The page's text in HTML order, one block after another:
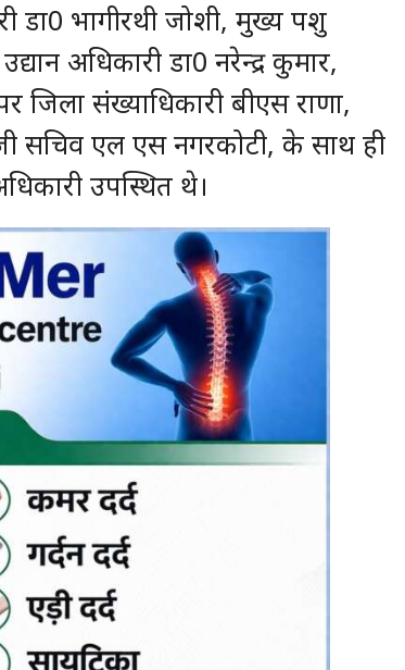
डा0 भागीरथी जोशी, मुख्य पशु
अधिकारी डा0 नरेन्द्र कुमार,
जिला संख्याधिकारी बीएस राणा,
सचिव एल एस नगरकोटी, के साथ ही
उपस्थित थे।